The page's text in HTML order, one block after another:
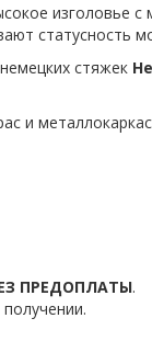
изголовье
статусность
стяжек
и
ПРЕДОПЛАТЫ.